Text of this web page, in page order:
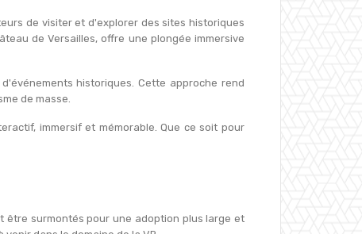
de visiter et d'explorer des sites historiques
de Versailles, offre une plongée immersive
historiques. Cette approche rend
de masse.
immersif et mémorable. Que ce soit pour
être surmontés pour une adoption plus large et